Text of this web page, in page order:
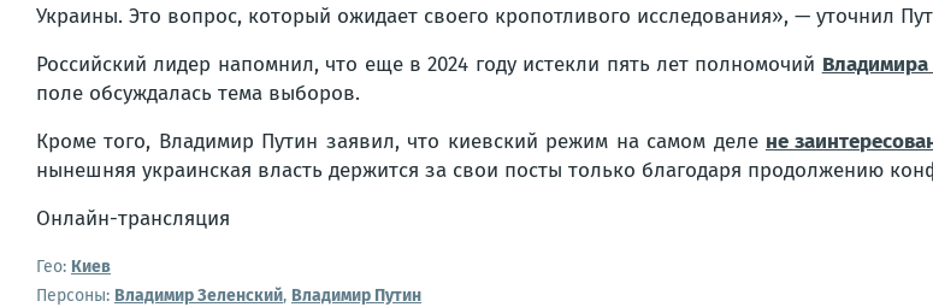
Украины. Это вопрос, который ожидает своего кропотливого исследования», — уточнил
Российский лидер напомнил, что еще в 2024 году истекли пять лет полномочий Владимира
поле обсуждалась тема выборов.
Кроме того, Владимир Путин заявил, что киевский режим на самом деле не
нынешняя украинская власть держится за свои посты только благодаря продолжению
Онлайн-трансляция
Гео: Киев
Персоны: Владимир Зеленский, Владимир Путин